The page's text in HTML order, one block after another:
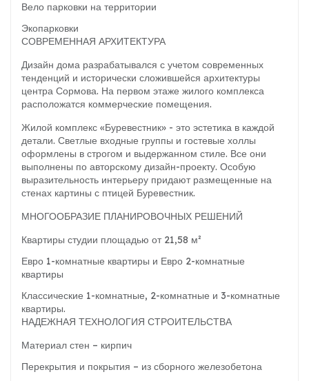
Вело парковки на территории
Экопарковки
СОВРЕМЕННАЯ АРХИТЕКТУРА
Дизайн дома разрабатывался с учетом современных
тенденций и исторически сложившейся архитектуры
центра Сормова. На первом этаже жилого комплекса
расположатся коммерческие помещения.
Жилой комплекс «Буревестник» - это эстетика в каждой
детали. Светлые входные группы и гостевые холлы
оформлены в строгом и выдержанном стиле. Все они
выполнены по авторскому дизайн-проекту. Особую
выразительность интерьеру придают размещенные на
стенах картины с птицей Буревестник.
МНОГООБРАЗИЕ ПЛАНИРОВОЧНЫХ РЕШЕНИЙ
Квартиры студии площадью от 21,58 м²
Евро 1-комнатные квартиры и Евро 2-комнатные
квартиры
Классические 1-комнатные, 2-комнатные и 3-комнатные
квартиры.
НАДЕЖНАЯ ТЕХНОЛОГИЯ СТРОИТЕЛЬСТВА
Материал стен – кирпич
Перекрытия и покрытия – из сборного железобетона